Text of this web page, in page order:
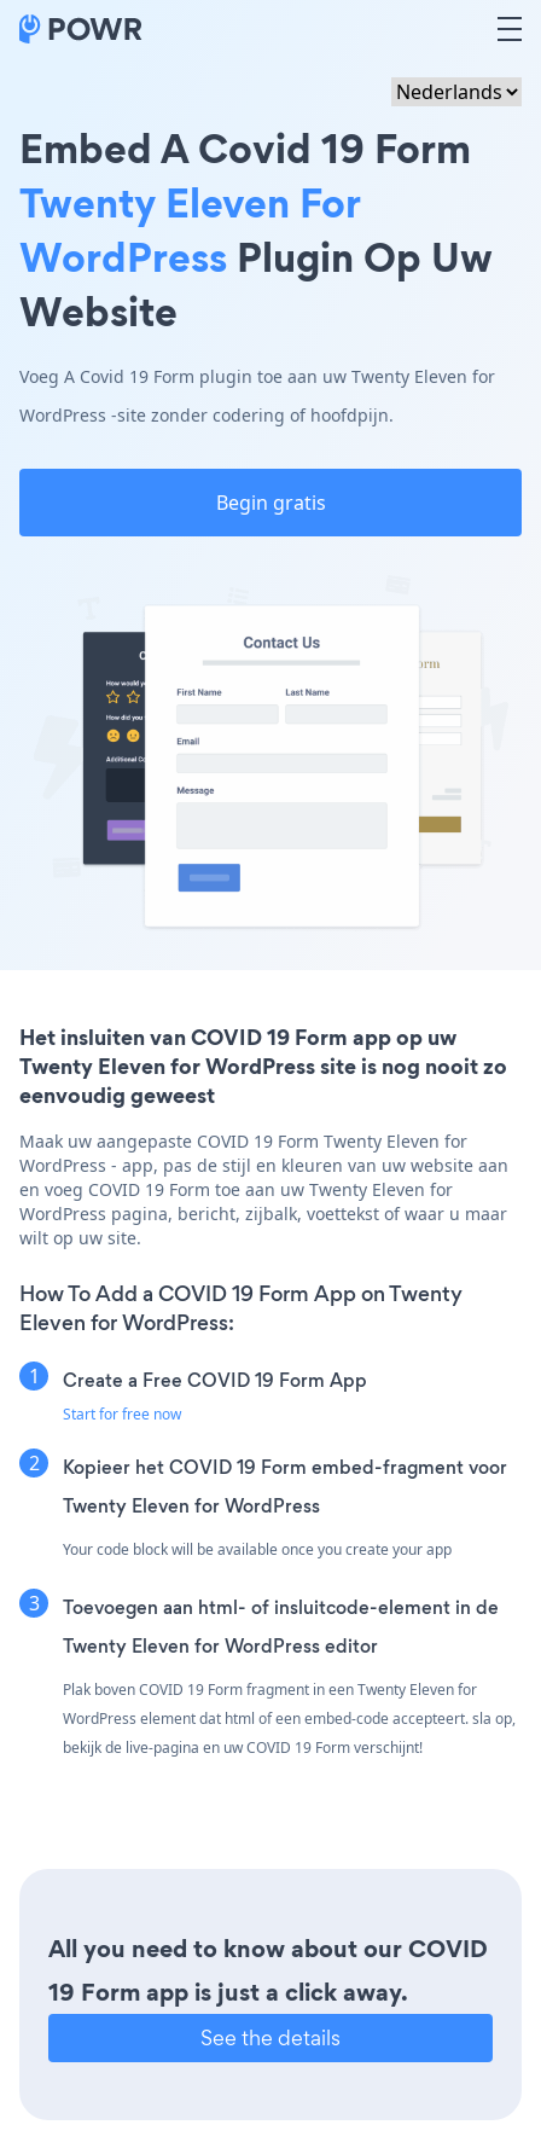
Embed A Covid 19 Form
Twenty Eleven For
WordPress Plugin Op Uw
Website
Voeg A Covid 19 Form plugin toe aan uw Twenty Eleven for
WordPress -site zonder codering of hoofdpijn.
Begin gratis
Het insluiten van COVID 19 Form app op uw
Twenty Eleven for WordPress site is nog nooit zo
eenvoudig geweest
Maak uw aangepaste COVID 19 Form Twenty Eleven for
WordPress - app, pas de stijl en kleuren van uw website aan
en voeg COVID 19 Form toe aan uw Twenty Eleven for
WordPress pagina, bericht, zijbalk, voettekst of waar u maar
wilt op uw site.
How To Add a COVID 19 Form App on Twenty
Eleven for WordPress:
Create a Free COVID 19 Form App
Start for free now
Kopieer het COVID 19 Form embed-fragment voor
Twenty Eleven for WordPress
Your code block will be available once you create your app
Toevoegen aan html- of insluitcode-element in de
Twenty Eleven for WordPress editor
Plak boven COVID 19 Form fragment in een Twenty Eleven for
WordPress element dat html of een embed-code accepteert. sla op,
bekijk de live-pagina en uw COVID 19 Form verschijnt!
All you need to know about our COVID
19 Form app is just a click away.
See the details